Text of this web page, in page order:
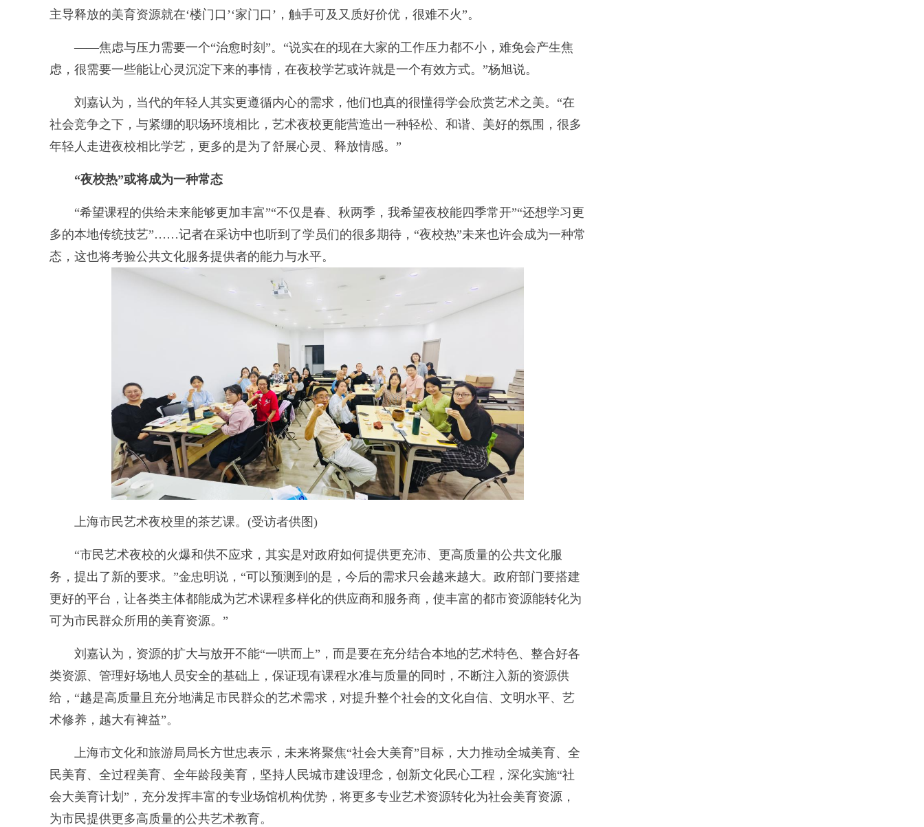
主导释放的美育资源就在‘楼门口’‘家门口’，触手可及又质好价优，很难不火”。
——焦虑与压力需要一个“治愈时刻”。“说实在的现在大家的工作压力都不小，难免会产生焦
虑，很需要一些能让心灵沉淀下来的事情，在夜校学艺或许就是一个有效方式。”杨旭说。
刘嘉认为，当代的年轻人其实更遵循内心的需求，他们也真的很懂得学会欣赏艺术之美。“在
社会竞争之下，与紧绷的职场环境相比，艺术夜校更能营造出一种轻松、和谐、美好的氛围，很多
年轻人走进夜校相比学艺，更多的是为了舒展心灵、释放情感。”
“夜校热”或将成为一种常态
“希望课程的供给未来能够更加丰富”“不仅是春、秋两季，我希望夜校能四季常开”“还想学习更
多的本地传统技艺”……记者在采访中也听到了学员们的很多期待，“夜校热”未来也许会成为一种常
态，这也将考验公共文化服务提供者的能力与水平。
上海市民艺术夜校里的茶艺课。(受访者供图)
“市民艺术夜校的火爆和供不应求，其实是对政府如何提供更充沛、更高质量的公共文化服
务，提出了新的要求。”金忠明说，“可以预测到的是，今后的需求只会越来越大。政府部门要搭建
更好的平台，让各类主体都能成为艺术课程多样化的供应商和服务商，使丰富的都市资源能转化为
可为市民群众所用的美育资源。”
刘嘉认为，资源的扩大与放开不能“一哄而上”，而是要在充分结合本地的艺术特色、整合好各
类资源、管理好场地人员安全的基础上，保证现有课程水准与质量的同时，不断注入新的资源供
给，“越是高质量且充分地满足市民群众的艺术需求，对提升整个社会的文化自信、文明水平、艺
术修养，越大有裨益”。
上海市文化和旅游局局长方世忠表示，未来将聚焦“社会大美育”目标，大力推动全城美育、全
民美育、全过程美育、全年龄段美育，坚持人民城市建设理念，创新文化民心工程，深化实施“社
会大美育计划”，充分发挥丰富的专业场馆机构优势，将更多专业艺术资源转化为社会美育资源，
为市民提供更多高质量的公共艺术教育。